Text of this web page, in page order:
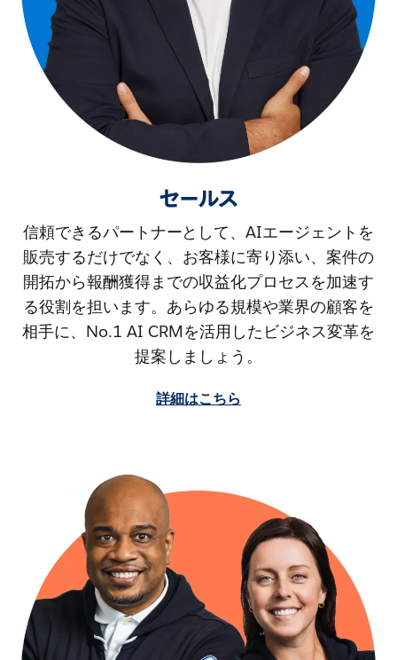
セールス
信頼できるパートナーとして、AIエージェントを
販売するだけでなく、お客様に寄り添い、案件の
開拓から報酬獲得までの収益化プロセスを加速す
る役割を担います。あらゆる規模や業界の顧客を
相手に、No.1 AI CRMを活用したビジネス変革を
提案しましょう。
詳細はこちら